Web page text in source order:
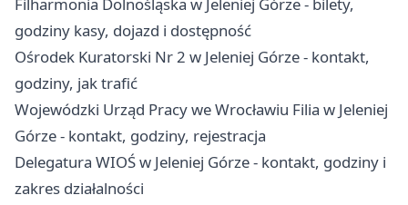
Filharmonia Dolnośląska w Jeleniej Górze - bilety,
godziny kasy, dojazd i dostępność
Ośrodek Kuratorski Nr 2 w Jeleniej Górze - kontakt,
godziny, jak trafić
Wojewódzki Urząd Pracy we Wrocławiu Filia w Jeleniej
Górze - kontakt, godziny, rejestracja
Delegatura WIOŚ w Jeleniej Górze - kontakt, godziny i
zakres działalności